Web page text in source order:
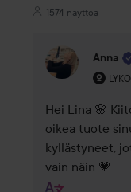
1574 näyttöä
Anna
Hei Lina 🌸
oikea tuote
kyllästyneet,
vain näin 💗